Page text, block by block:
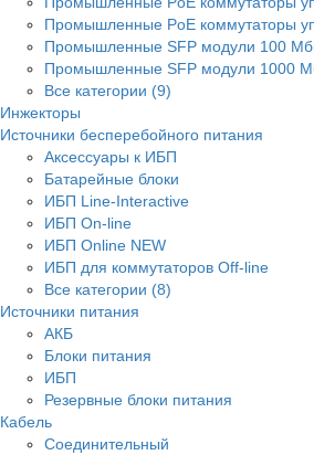
Промышленные PoE коммутаторы
Промышленные SFP модули 100
Промышленные SFP модули 1000
Все категории (9)
Инжекторы
Источники бесперебойного питания
Аксессуары к ИБП
Батарейные блоки
ИБП Line-Interactive
ИБП On-line
ИБП Online NEW
ИБП для коммутаторов Off-line
Все категории (8)
Источники питания
АКБ
Блоки питания
ИБП
Резервные блоки питания
Кабель
Соединительный